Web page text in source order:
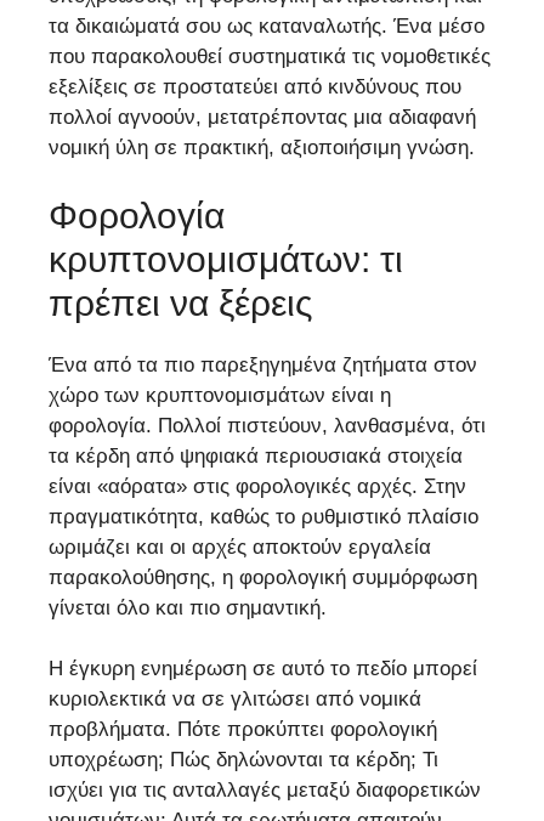
τα δικαιώματά σου ως καταναλωτής. Ένα μέσο
που παρακολουθεί συστηματικά τις νομοθετικές
εξελίξεις σε προστατεύει από κινδύνους που
πολλοί αγνοούν, μετατρέποντας μια αδιαφανή
νομική ύλη σε πρακτική, αξιοποιήσιμη γνώση.
Φορολογία
κρυπτονομισμάτων: τι
πρέπει να ξέρεις
Ένα από τα πιο παρεξηγημένα ζητήματα στον
χώρο των κρυπτονομισμάτων είναι η
φορολογία. Πολλοί πιστεύουν, λανθασμένα, ότι
τα κέρδη από ψηφιακά περιουσιακά στοιχεία
είναι «αόρατα» στις φορολογικές αρχές. Στην
πραγματικότητα, καθώς το ρυθμιστικό πλαίσιο
ωριμάζει και οι αρχές αποκτούν εργαλεία
παρακολούθησης, η φορολογική συμμόρφωση
γίνεται όλο και πιο σημαντική.
Η έγκυρη ενημέρωση σε αυτό το πεδίο μπορεί
κυριολεκτικά να σε γλιτώσει από νομικά
προβλήματα. Πότε προκύπτει φορολογική
υποχρέωση; Πώς δηλώνονται τα κέρδη; Τι
ισχύει για τις ανταλλαγές μεταξύ διαφορετικών